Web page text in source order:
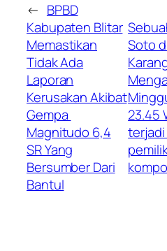
← BPBD
Kabupaten Blitar
Memastikan
Tidak Ada
Laporan
Kerusakan Akibat
Gempa
Magnitudo 6,4
SR Yang
Bersumber Dari
Bantul
Soto
23.45